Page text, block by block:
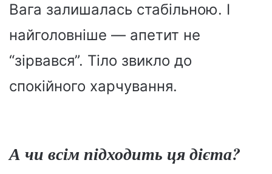
Вага залишалась стабільною. І
найголовніше — апетит не
“зірвався”. Тіло звикло до
спокійного харчування.
А чи всім підходить ця дієта?